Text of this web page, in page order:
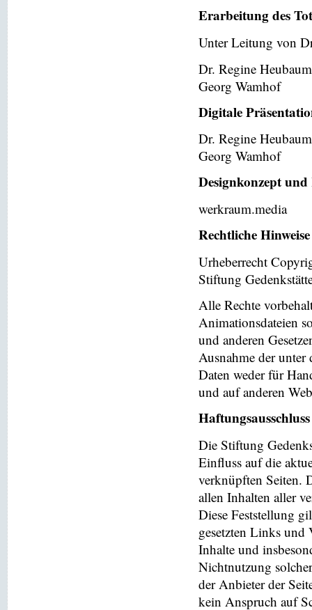
Erarbeitung des
Unter Leitung von
Dr. Regine Heubaum
Georg Wamhof
Digitale
Dr. Regine Heubaum
Georg Wamhof
Designkonzept
werkraum.media
Rechtliche Hinweise
Urheberrecht
Stiftung
Alle Rechte
Animationsdateien
und anderen
Ausnahme der
Daten weder für
und auf anderen
Haftungsausschluss
Die Stiftung
Einfluss auf die
verknüpften Seiten.
allen Inhalten aller
Diese Feststellung
gesetzten Links und
Inhalte und
Nichtnutzung
der Anbieter der
kein Anspruch auf